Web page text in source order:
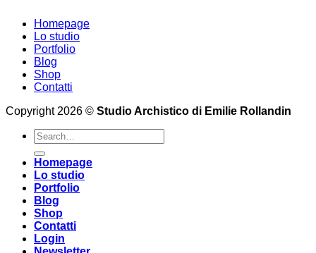
Homepage
Lo studio
Portfolio
Blog
Shop
Contatti
Copyright 2026 © Studio Archistico di Emilie Rollandin
Search
for:
Homepage
Lo studio
Portfolio
Blog
Shop
Contatti
Login